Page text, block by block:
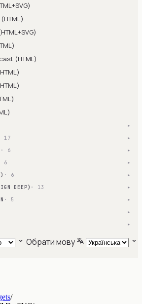
(HTML)
▾
17 ▾
· 6 ▾
6 ▾
· 6 ▾
DEEP) · 13 ▾
· 5 ▾
▾
▾
Обрати мову
/